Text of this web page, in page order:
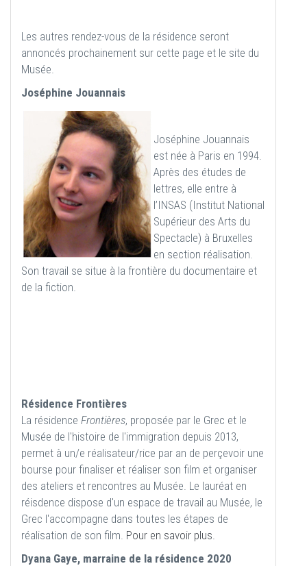
Les autres rendez-vous de la résidence seront
annoncés prochainement sur cette page et le site du
Musée.
Joséphine Jouannais
Joséphine Jouannais
est née à Paris en 1994.
Après des études de
lettres, elle entre à
l’INSAS (Institut National
Supérieur des Arts du
Spectacle) à Bruxelles
en section réalisation.
Son travail se situe à la frontière du documentaire et
de la fiction.
Résidence Frontières
La résidence Frontières, proposée par le Grec et le
Musée de l'histoire de l'immigration depuis 2013,
permet à un/e réalisateur/rice par an de perçevoir une
bourse pour finaliser et réaliser son film et organiser
des ateliers et rencontres au Musée. Le lauréat en
réisdence dispose d'un espace de travail au Musée, le
Grec l'accompagne dans toutes les étapes de
réalisation de son film. Pour en savoir plus.
Dyana Gaye, marraine de la résidence 2020